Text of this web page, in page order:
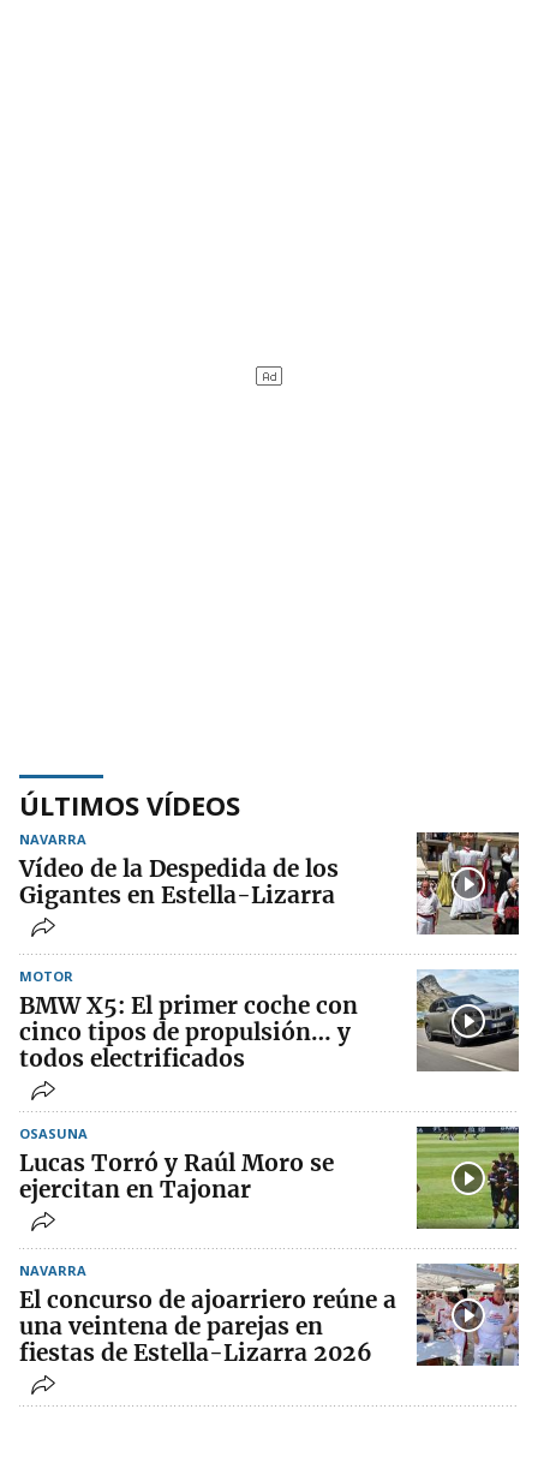
ÚLTIMOS VÍDEOS
NAVARRA
Vídeo de la Despedida de los
Gigantes en Estella-Lizarra
MOTOR
BMW X5: El primer coche con
cinco tipos de propulsión… y
todos electrificados
OSASUNA
Lucas Torró y Raúl Moro se
ejercitan en Tajonar
NAVARRA
El concurso de ajoarriero reúne a
una veintena de parejas en
fiestas de Estella-Lizarra 2026